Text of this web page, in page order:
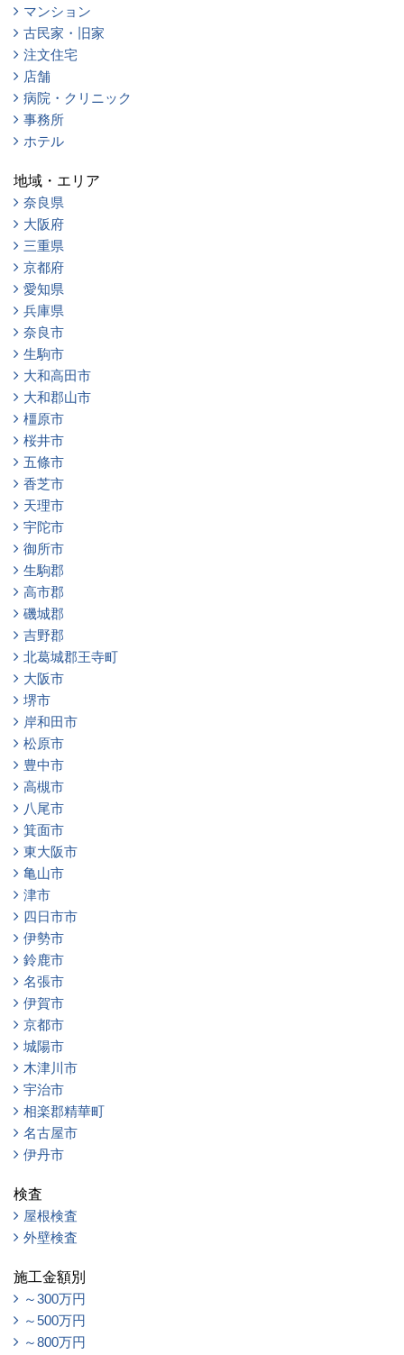
マンション
古民家・旧家
注文住宅
店舗
病院・クリニック
事務所
ホテル
地域・エリア
奈良県
大阪府
三重県
京都府
愛知県
兵庫県
奈良市
生駒市
大和高田市
大和郡山市
橿原市
桜井市
五條市
香芝市
天理市
宇陀市
御所市
生駒郡
高市郡
磯城郡
吉野郡
北葛城郡王寺町
大阪市
堺市
岸和田市
松原市
豊中市
高槻市
八尾市
箕面市
東大阪市
亀山市
津市
四日市市
伊勢市
鈴鹿市
名張市
伊賀市
京都市
城陽市
木津川市
宇治市
相楽郡精華町
名古屋市
伊丹市
検査
屋根検査
外壁検査
施工金額別
～300万円
～500万円
～800万円